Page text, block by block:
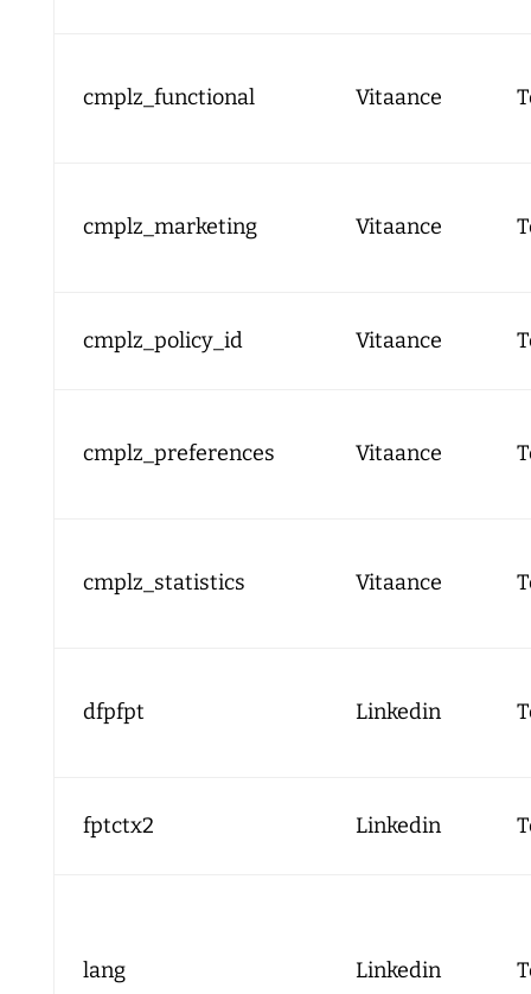
cmplz_functional Vitaance
cmplz_marketing Vitaance
cmplz_policy_id Vitaance
cmplz_preferences Vitaance
cmplz_statistics Vitaance
dfpfpt Linkedin
fptctx2 Linkedin
lang Linkedin